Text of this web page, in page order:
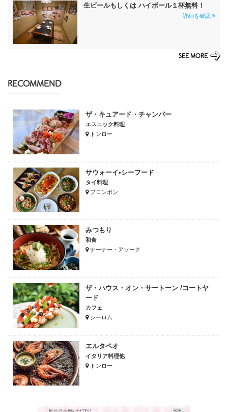
生ビールもしくは ハイボール１杯無料！
詳細を確認
SEE MORE
RECOMMEND
ザ・キュアード・チャンバー
エスニック料理
トンロー
サウォーイ•シーフード
タイ料理
プロンポン
みつもり
和食
ナーナー・アソーク
ザ・ハウス・オン・サートーン /コートヤ
ード
カフェ
シーロム
エルタペオ
イタリア料理他
トンロー